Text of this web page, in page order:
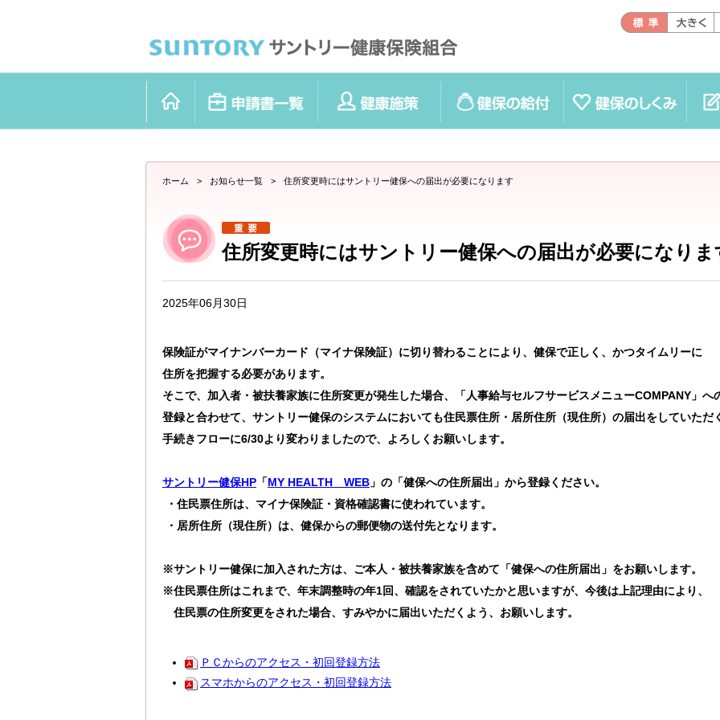
ホーム > お知らせ一覧 > 住所変更時にはサントリー健保への届出が必要になります
住所変更時にはサントリー健保への届出が必要になりま
2025年06月30日
保険証がマイナンバーカード（マイナ保険証）に切り替わることにより、健保で正しく、かつタイムリーに
住所を把握する必要があります。
そこで、加入者・被扶養家族に住所変更が発生した場合、「 人事給与セルフサービスメニューCOMPANY」へ
登録と合わせて、サントリー健保のシステムにおいても住民票住所・居所住所（現住所）の届出をしていただ
手続きフローに6/30より変わりましたので、よろしくお願いします。
サントリー健保HP 「MY HEALTH WEB 」の「健保への住所届出」から登録ください。
・住民票住所は、マイナ保険証・資格確認書に使われています。
・居所住所（現住所）は、健保からの郵便物の送付先となります。
※サントリー健保に加入された方は、ご本人・被扶養家族を含めて「健保への住所届出」をお願いします。
※住民票住所はこれまで、年末調整時の年1回、確認をされていたかと思いますが、今後は 上記理由により、
住民票の住所変更をされた場合、すみやかに届出いただくよう、お願いします。
ＰＣからのアクセス・初回登録方法
スマホからのアクセス・初回登録方法